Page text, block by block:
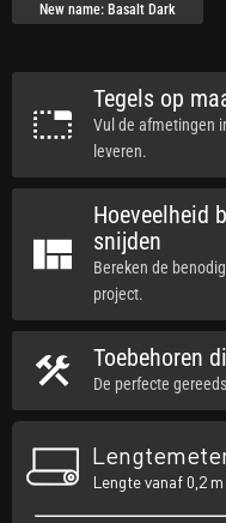
New name: Basalt Dark
Tegels op
Vul de afmetingen
leveren.
Hoeveelheid
snijden
Bereken de
project.
Toebehoren
De perfecte
Lengte vanaf 0,2